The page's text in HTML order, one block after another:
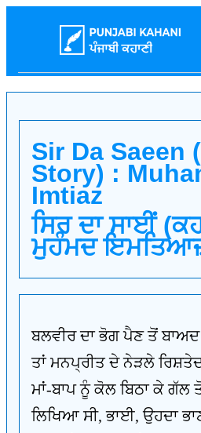
Sir Da Saeen
Story) :
Imtiaz
ਸਿਰ ਦਾ ਸਾਈਂ
ਮੁਹੰਮਦ
ਬਲਵੀਰ ਦਾ ਭੋਗ ਪੈਣ ਤੋਂ
ਤਾਂ ਮਨਪ੍ਰੀਤ ਦੇ ਨੇੜਲੇ
ਮਾਂ-ਬਾਪ ਨੂੰ ਕੋਲ ਬਿਠਾ ਕੇ ਗੱਲ
ਲਿਖਿਆ ਸੀ, ਭਾਈ, ਉਹਦਾ